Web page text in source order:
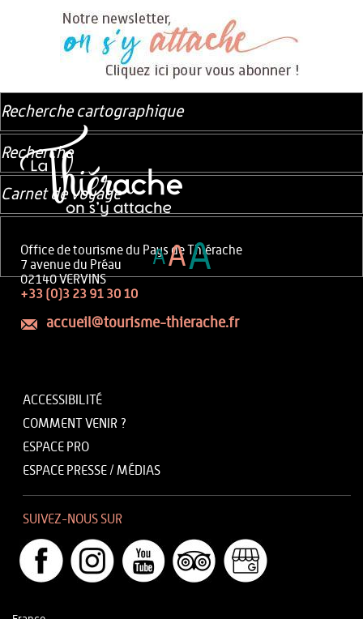
Office de tourisme du Pays de Thiérache
7 avenue du Préau
02140 VERVINS
+33 (0)3 23 91 30 10
accueil@tourisme-thierache.fr
ACCESSIBILITÉ
COMMENT VENIR ?
ESPACE PRO
ESPACE PRESSE / MÉDIAS
SUIVEZ-NOUS SUR
Recherche cartographique
Recherche
Carnet de voyage
AAA